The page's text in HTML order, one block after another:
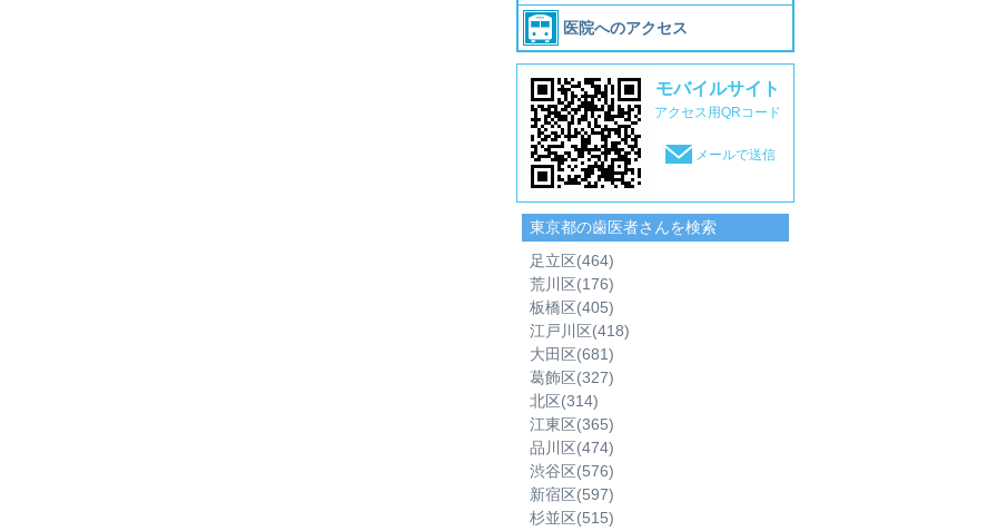
医院へのアクセス
モバイルサイト
アクセス用QRコード
メールで送信
東京都の歯医者さんを検索
足立区(464)
荒川区(176)
板橋区(405)
江戸川区(418)
大田区(681)
葛飾区(327)
北区(314)
江東区(365)
品川区(474)
渋谷区(576)
新宿区(597)
杉並区(515)